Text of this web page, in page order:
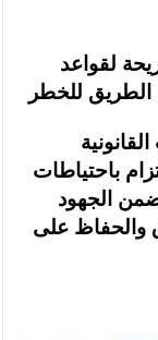
لقواعد
باحتياطات
ضمن الجهود
والحفاظ على